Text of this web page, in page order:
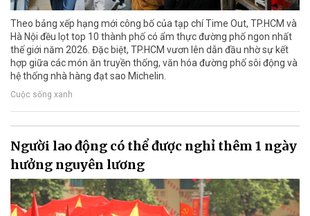
Theo bảng xếp hạng mới công bố của tạp chí Time Out, TP.HCM và
Hà Nội đều lọt top 10 thành phố có ẩm thực đường phố ngon nhất
thế giới năm 2026. Đặc biệt, TP.HCM vươn lên dẫn đầu nhờ sự kết
hợp giữa các món ăn truyền thống, văn hóa đường phố sôi động và
hệ thống nhà hàng đạt sao Michelin.
Cuộc sống xanh
Người lao động có thể được nghỉ thêm 1 ngày
hưởng nguyên lương